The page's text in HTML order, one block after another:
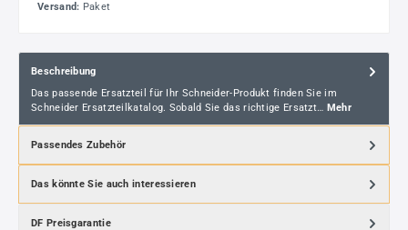
Versand: Paket
Beschreibung
Das passende Ersatzteil für Ihr Schneider-Produkt finden Sie im
Schneider Ersatzteilkatalog. Sobald Sie das richtige Ersatzt… Mehr
Passendes Zubehör
Das könnte Sie auch interessieren
DF Preisgarantie